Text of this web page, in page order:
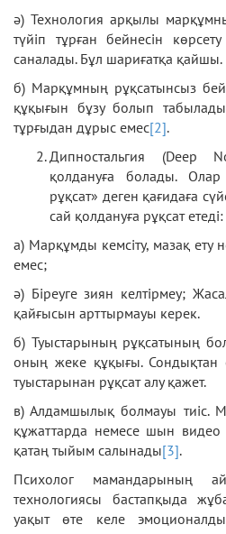
ә) Технология арқылы
түйіп тұрған бейнесін
саналады. Бұл шариғатқа қайшы.
б) Марқұмның рұқсатынсыз
құқығын бұзу болып
тұрғыдан дұрыс емес[2].
Дипностальгия (Deep
қолдануға болады. Олар
рұқсат» деген қағидаға
сай қолдануға рұқсат етеді:
а) Марқұмды кемсіту, мазақ ету
емес;
ә) Біреуге зиян келтірмеу;
қайғысын арттырмауы керек.
б) Туыстарының рұқсатының
оның жеке құқығы.
туыстарынан рұқсат алу қажет.
в) Алдамшылық болмауы тиіс.
құжаттарда немесе шын видео
қатаң тыйым салынады[3].
Психолог мамандарының
технологиясы бастапқыда
уақыт өте келе